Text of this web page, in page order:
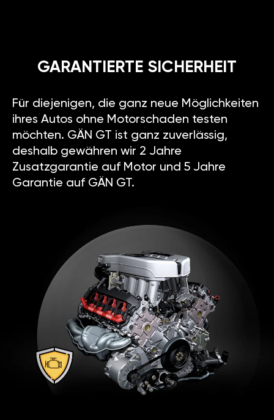
GARANTIERTE SICHERHEIT
Für diejenigen, die ganz neue Möglichkeiten
ihres Autos ohne Motorschaden testen
möchten. GÄN GT ist ganz zuverlässig,
deshalb gewähren wir 2 Jahre
Zusatzgarantie auf Motor und 5 Jahre
Garantie auf GÄN GT.